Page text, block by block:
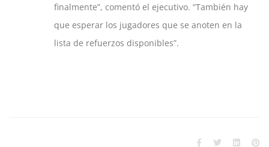
finalmente”, comentó el ejecutivo. “También hay
que esperar los jugadores que se anoten en la
lista de refuerzos disponibles”.